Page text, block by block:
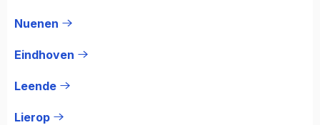
Nuenen
Eindhoven
Leende
Lierop